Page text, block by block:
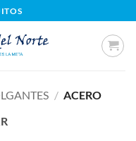
/ ACERO